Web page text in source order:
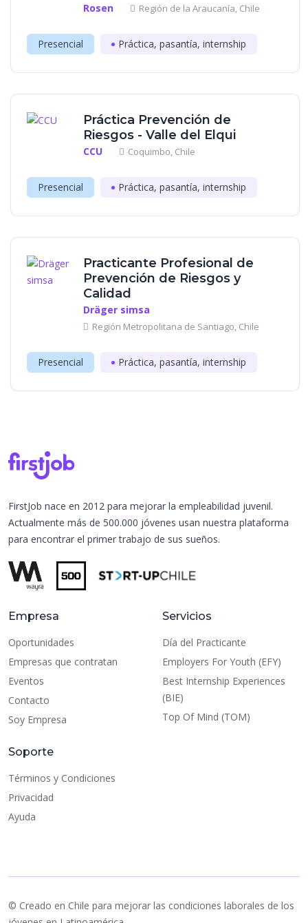
Rosen Región de la Araucanía, Chile
Presencial Práctica, pasantía, internship
Práctica Prevención de
Riesgos - Valle del Elqui
CCU Coquimbo, Chile
Presencial Práctica, pasantía, internship
Practicante Profesional de
Prevención de Riesgos y
Calidad
Dräger simsa
Región Metropolitana de Santiago, Chile
Presencial Práctica, pasantía, internship
FirstJob nace en 2012 para mejorar la empleabilidad juvenil.
Actualmente más de 500.000 jóvenes usan nuestra plataforma
para encontrar el primer trabajo de sus sueños.
Empresa
Oportunidades
Empresas que contratan
Eventos
Contacto
Soy Empresa
Servicios
Día del Practicante
Employers For Youth (EFY)
Best Internship Experiences
(BIE)
Top Of Mind (TOM)
Soporte
Términos y Condiciones
Privacidad
Ayuda
© Creado en Chile para mejorar las condiciones laborales de los